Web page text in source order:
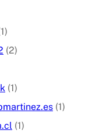
(2)
(1)
(1)
(1)